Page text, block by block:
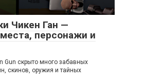
Чикен Ган —
персонажи и
Gun скрыто много забавных
скинов, оружия и тайных